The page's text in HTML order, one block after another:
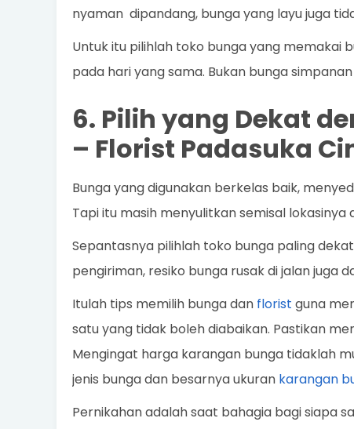
nyaman dipandang, bunga yang layu juga
Untuk itu pilihlah toko bunga yang memakai
pada hari yang sama. Bukan bunga
6. Pilih yang Dekat
– Florist Padasuka
Bunga yang digunakan berkelas baik,
Tapi itu masih menyulitkan semisal
Sepantasnya pilihlah toko bunga paling
pengiriman, resiko bunga rusak di jalan juga
Itulah tips memilih bunga dan florist guna
satu yang tidak boleh diabaikan. Pastikan
Mengingat harga karangan bunga tidaklah
jenis bunga dan besarnya ukuran karangan
Pernikahan adalah saat bahagia bagi siapa